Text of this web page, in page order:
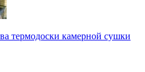
термодоски камерной сушки